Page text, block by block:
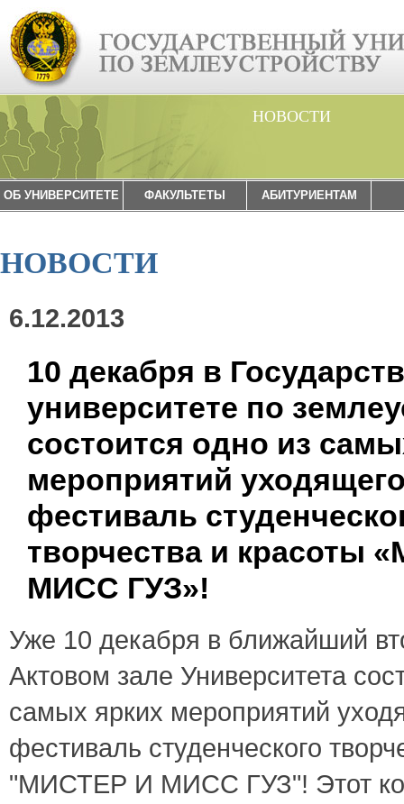
НОВОСТИ
ОБ УНИВЕРСИТЕТЕ ФАКУЛЬТЕТЫ АБИТУРИЕНТАМ
НОВОСТИ
6.12.2013
10 декабря в
университете по
состоится одно из
мероприятий
фестиваль
творчества и красоты
МИСС ГУЗ»!
Уже 10 декабря в ближайший
Актовом зале Университета
самых ярких мероприятий
фестиваль студенческого
"МИСТЕР И МИСС ГУЗ"! Этот